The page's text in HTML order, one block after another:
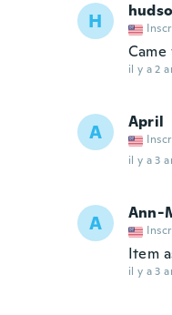
H
il y a 2
A April
il y a 3
A Ann-
Item
il y a 3